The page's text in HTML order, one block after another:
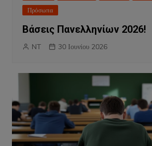
Πρόσωπα
Βάσεις Πανελληνίων 2026!
NT 30 Ιουνίου 2026